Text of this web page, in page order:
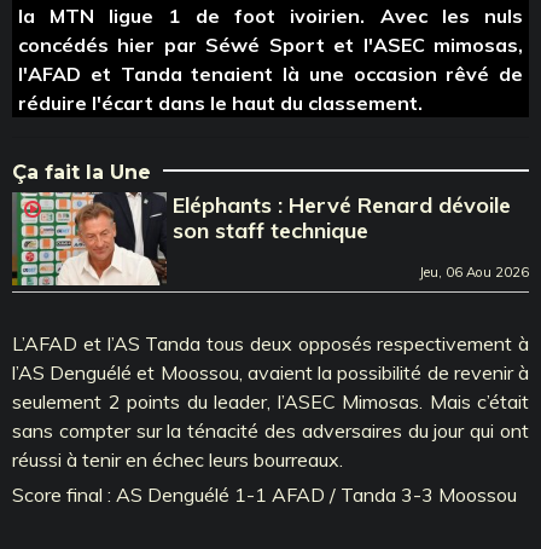
la MTN ligue 1 de foot ivoirien. Avec les nuls
concédés hier par Séwé Sport et l'ASEC mimosas,
l'AFAD et Tanda tenaient là une occasion rêvé de
réduire l'écart dans le haut du classement.
Ça fait la Une
Eléphants : Hervé Renard dévoile
son staff technique
Jeu, 06 Aou 2026
L’AFAD et l’AS Tanda tous deux opposés respectivement à
l’AS Denguélé et Moossou, avaient la possibilité de revenir à
seulement 2 points du leader, l’ASEC Mimosas. Mais c’était
sans compter sur la ténacité des adversaires du jour qui ont
réussi à tenir en échec leurs bourreaux.
Score final : AS Denguélé 1-1 AFAD / Tanda 3-3 Moossou